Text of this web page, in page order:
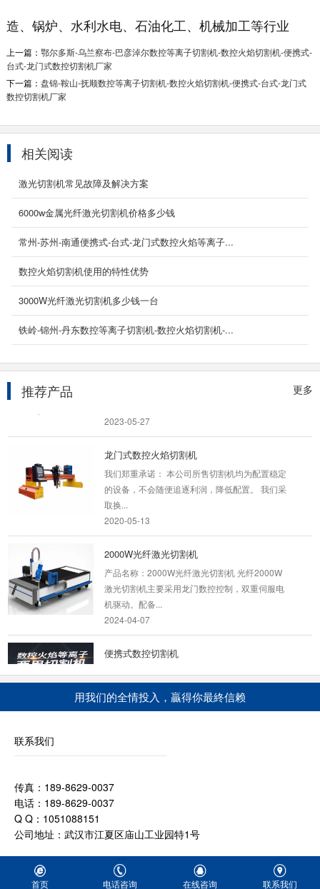
造、锅炉、水利水电、石油化工、机械加工等行业
上一篇： 鄂尔多斯-乌兰察布-巴彦淖尔数控等离子切割机-数控火焰切割机-便携式-
台式-龙门式数控切割机厂家
下一篇： 盘锦-鞍山-抚顺数控等离子切割机-数控火焰切割机-便携式-台式-龙门式
数控切割机厂家
相关阅读
激光切割机常见故障及解决方案
6000w金属光纤激光切割机价格多少钱
常州-苏州-南通便携式-台式-龙门式数控火焰等离子...
数控火焰切割机使用的特性优势
3000W光纤激光切割机多少钱一台
铁岭-锦州-丹东数控等离子切割机-数控火焰切割机-...
更多
推荐产品
等离子相贯线切割机
等离子相贯线切割机该机广泛运用于建筑、化
工、造船、机械工程、冶金、电力等行业的管道
于进行圆管的相贯线切割以及钢板的异形加工的
定制机型...
2020-09-06
数控方管切割机
方管切割机设备是一款专业的金属管材数控切割
机，可对各种...
龙门式火焰等离子切割机
武汉等离子龙门数控切割机厂家专注各种龙门数
我们郑重承诺： 本公司所售切割机均为配置稳定
的设备，不会随便追逐利润，降低配置。 我们采
取换...
2020-05-13
产品名称：2000W光纤激光切割机 光纤2000W
激光切割机主要采用龙门数控控制，双重伺服电
机驱动。配备...
2024-04-07
YCBX-1530型(小型，微型，小蜜蜂)便携式数控
切割机/便携式数控火焰切割机/便携式数控等离
子切割机 ...
数控等离子切割机可加工的材料：可切割多种金
钢...
2020-05-13
等离子相贯线切割机该机广泛运用于建筑、化
工、造船、机械工程、冶金、电力等行业的管道
用我们的全情投入，贏得你最終信赖
联系我们
传真：189-8629-0037
电话：189-8629-0037
Q Q：1051088151
公司地址：武汉市江夏区庙山工业园特1号
首页 电话咨询 在线咨询 联系我们